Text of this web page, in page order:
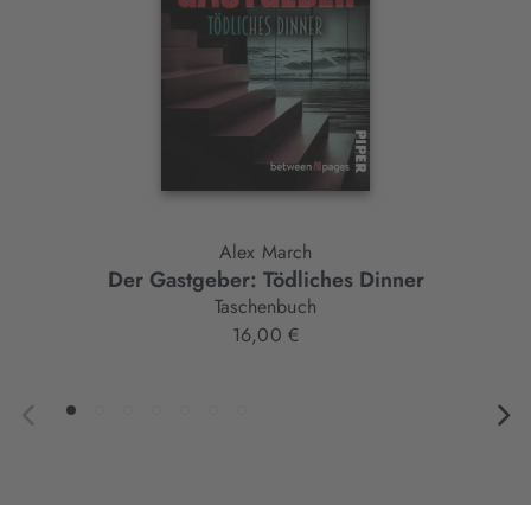
Alex March
Der Gastgeber: Tödliches Dinner
Taschenbuch
16,00 €